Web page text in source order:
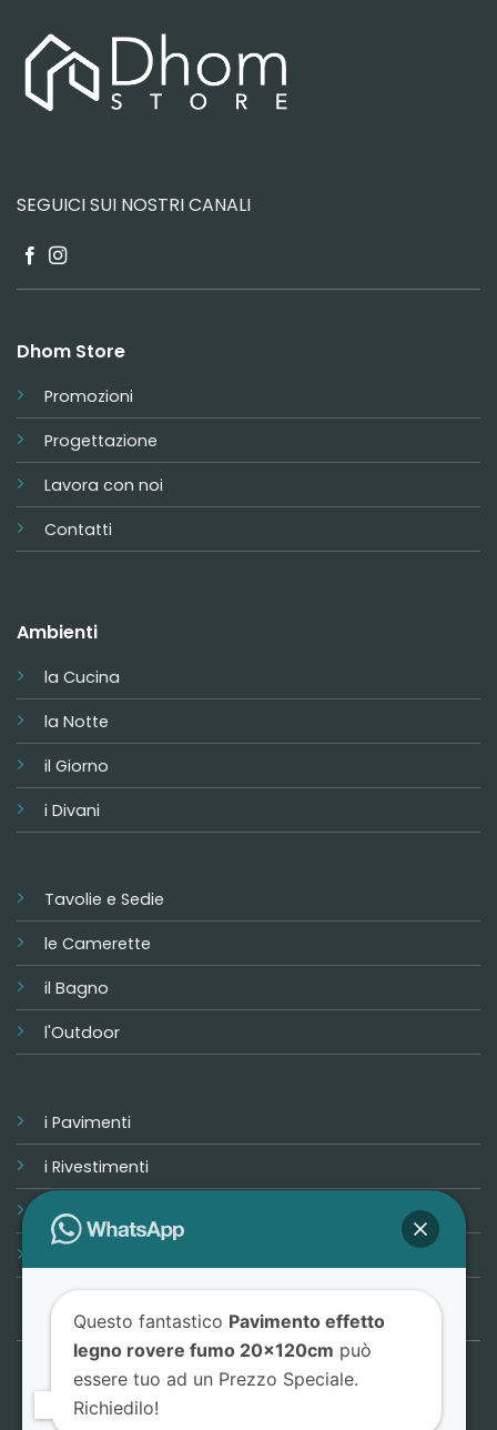
SEGUICI SUI NOSTRI CANALI
Dhom Store
Promozioni
Progettazione
Lavora con noi
Contatti
Ambienti
la Cucina
la Notte
il Giorno
i Divani
Tavolie e Sedie
le Camerette
il Bagno
l'Outdoor
i Pavimenti
i Rivestimenti
Progetta la tua casa
Dhom Store © 2026 - Tutti i diritti riservati - P.IVA: IT06593870824
Questo fantastico Pavimento effetto
legno rovere fumo 20x120cm può
essere tuo ad un Prezzo Speciale.
Richiedilo!